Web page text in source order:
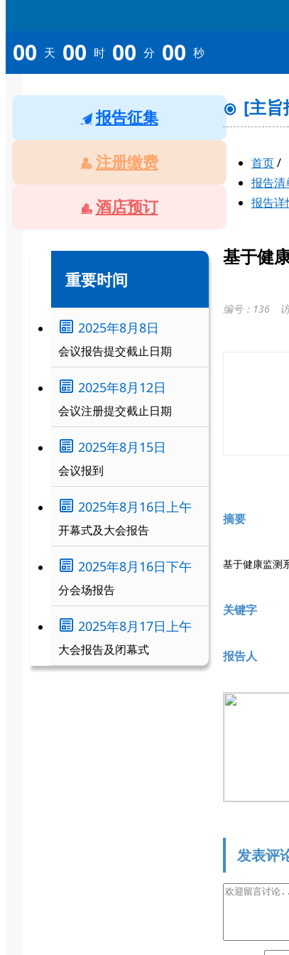
00 天 00 时 00 分 00 秒
报告征集
注册缴费
酒店预订
重要时间
2025年8月8日
会议报告提交截止日期
2025年8月12日
会议注册提交截止日期
2025年8月15日
会议报到
2025年8月16日上午
开幕式及大会报告
2025年8月16日下午
分会场报告
2025年8月17日上午
大会报告及闭幕式
[主旨
首页/
报告清
报告详
基于健
编号：136
摘要
基于健康监测
关键字
报告人
发表评